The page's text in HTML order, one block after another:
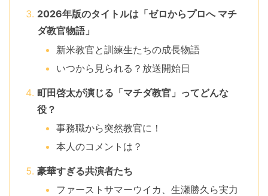
2026年版のタイトルは「ゼロからプロへ マチ
ダ教官物語」
新米教官と訓練生たちの成長物語
いつから見られる？放送開始日
町田啓太が演じる「マチダ教官」ってどんな
役？
事務職から突然教官に！
本人のコメントは？
豪華すぎる共演者たち
ファーストサマーウイカ、生瀬勝久ら実力